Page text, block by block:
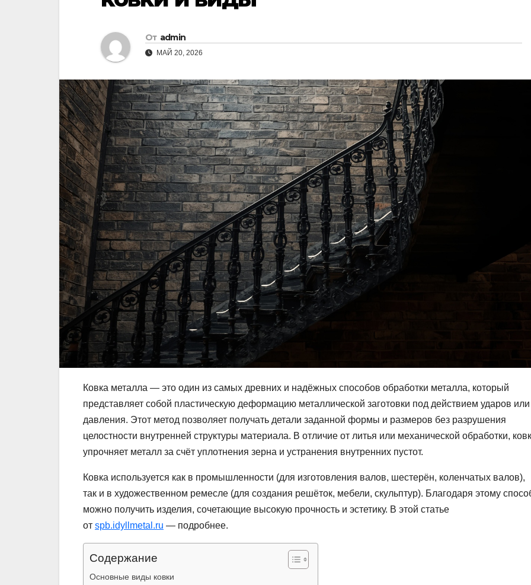
От admin
МАЙ 20, 2026
Ковка металла — это один из самых древних и надёжных способов обработки металла, который
представляет собой пластическую деформацию металлической заготовки под действием ударов или
давления. Этот метод позволяет получать детали заданной формы и размеров без разрушения
целостности внутренней структуры материала. В отличие от литья или механической обработки,
упрочняет металл за счёт уплотнения зерна и устранения внутренних пустот.
Ковка используется как в промышленности (для изготовления валов, шестерён, коленчатых валов),
так и в художественном ремесле (для создания решёток, мебели, скульптур). Благодаря этому
можно получить изделия, сочетающие высокую прочность и эстетику. В этой статье
от spb.idyllmetal.ru — подробнее.
Содержание
Основные виды ковки